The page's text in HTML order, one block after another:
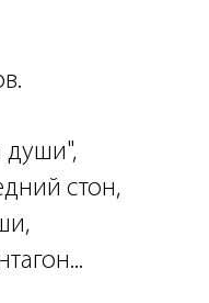
души",
стон,